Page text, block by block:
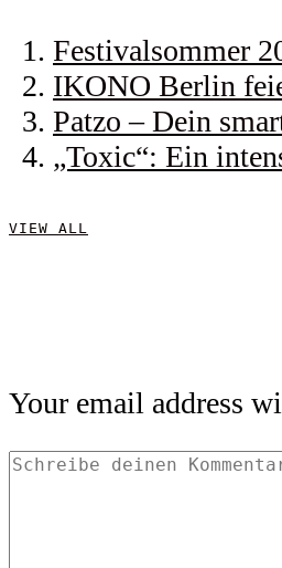
Festivalsommer
IKONO Berlin
Patzo – Dein
„Toxic“: Ein
VIEW ALL
Your email address